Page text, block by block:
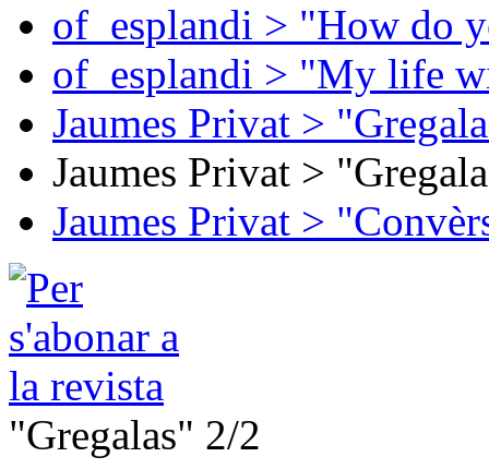
of_esplandi > "How do
of_esplandi > "My life
Jaumes Privat >
Jaumes Privat >
Jaumes Privat >
"Gregalas" 2/2